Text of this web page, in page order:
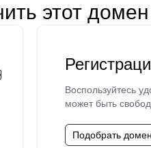
этот домен
Воспользуйтесь
может быть
Подобрать домен